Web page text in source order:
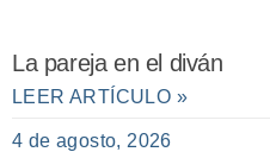
La pareja en el diván
LEER ARTÍCULO »
4 de agosto, 2026